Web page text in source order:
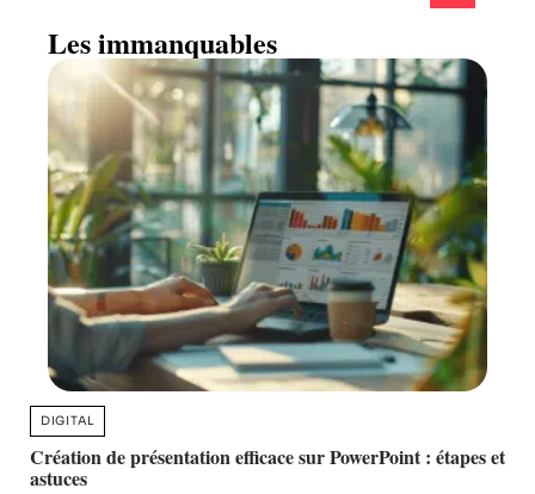
Les immanquables
DIGITAL
Création de présentation efficace sur PowerPoint : étapes et
astuces